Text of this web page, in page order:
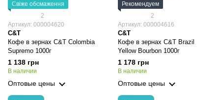
Свіже обсмаження
2
Артикул: 000004620
C&T
Кофе в зернах C&T Colombia
Supremo 1000г
1 138 грн
В наличии
Оптовые цены
Рекомендуем
2
Артикул: 000004616
C&T
Кофе в зернах C&T Brazil
Yellow Bourbon 1000г
1 178 грн
В наличии
Оптовые цены